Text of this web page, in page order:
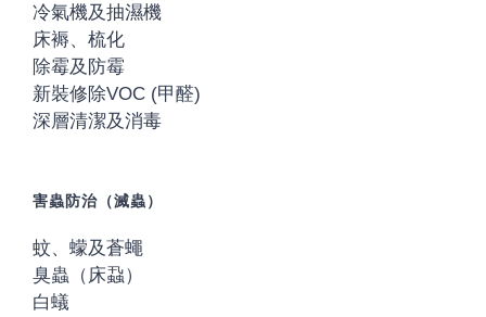
冷氣機及抽濕機
床褥、梳化
除霉及防霉
新裝修除VOC (甲醛)
深層清潔及消毒
害蟲防治（滅蟲）
蚊、蠓及蒼蠅
臭蟲（床蝨）
白蟻